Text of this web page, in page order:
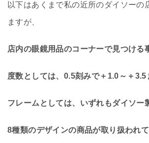
以下はあくまで私の近所のダイソーの
ますが、
店内の眼鏡用品のコーナーで見つける
度数としては、0.5刻みで＋1.0～＋3.5
フレームとしては、いずれもダイソー
8種類のデザインの商品が取り扱われて